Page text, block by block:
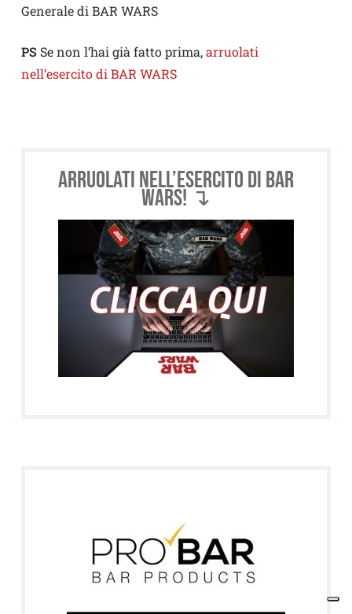
Generale di BAR WARS
PS Se non l’hai già fatto prima,arruolati
nell’esercito di BAR WARS
Arruolati nell’esercito di BAR
WARS! ↴